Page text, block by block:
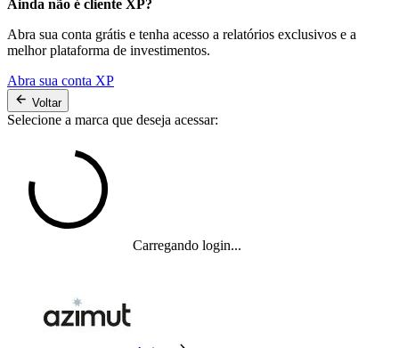
Ainda não é cliente XP?
Abra sua conta grátis e tenha acesso a relatórios exclusivos e a
melhor plataforma de investimentos.
Abra sua conta XP
Voltar
Selecione a marca que deseja acessar:
Carregando login...